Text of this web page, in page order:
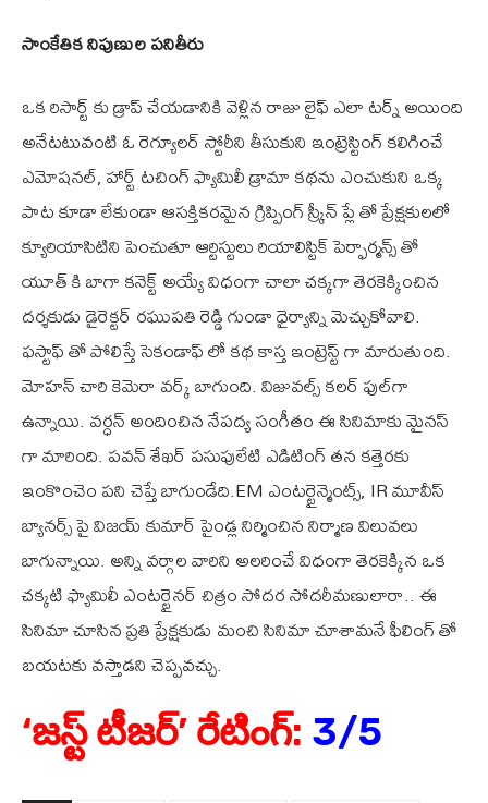
సాంకేతిక నిపుణుల పనితీరు
ఒక రిసార్ట్ కు డ్రాప్ చేయడానికి వెళ్లిన రాజు లైఫ్ ఎలా టర్న్ అయింది
అనేటటువంటి ఓ రెగ్యూలర్‌ స్టోరీని తీసుకుని ఇంట్రెస్టింగ్ కలిగించే
ఎమోషనల్, హార్ట్ టచింగ్ ఫ్యామిలీ డ్రామా కథను ఎంచుకుని ఒక్క
పాట కూడా లేకుండా ఆసక్తికరమైన గ్రిప్పింగ్ స్క్రీన్ ప్లే తో ప్రేక్షకులలో
క్యూరియాసిటిని పెంచుతూ ఆర్టిస్టులు రియాలిస్టిక్ పెర్ఫార్మన్స్ తో
యూత్ కి బాగా కనెక్ట్ అయ్యే విధంగా చాలా చక్కగా తెరకెక్కించిన
దర్శకుడు డైరెక్టర్ రఘుపతి రెడ్డి గుండా ధైర్యాన్ని మెచ్చుకోవాలి.
ఫస్టాఫ్ తో పోలిస్తే సెకండాఫ్ లో కథ కాస్త ఇంట్రెస్ట్ గా మారుతుంది.
మోహన్ చారి కెమెరా వర్క్ బాగుంది. విజువల్స్ కలర్‌ ఫుల్‌గా
ఉన్నాయి. వర్ధన్ అందించిన నేపద్య సంగీతం ఈ సినిమాకు మైనస్
గా మారింది. పవన్ శేఖర్ పసుపులేటి ఎడిటింగ్ తన కత్తెరకు
ఇంకొంచెం పని చెప్తే బాగుండేది.EM ఎంటర్టైన్మెంట్స్, IR మూవీస్
బ్యానర్స్ పై విజయ్ కుమార్ పైండ్ల నిర్మించిన నిర్మాణ విలువలు
బాగున్నాయి. అన్ని వర్గాల వారిని అలరించే విధంగా తెరకెక్కిన ఒక
చక్కటి ఫ్యామిలీ ఎంటర్టైనర్ చిత్రం సోదర సోదరీమణులారా.. ఈ
సినిమా చూసిన ప్రతి ప్రేక్షకుడు మంచి సినిమా చూశామనే ఫీలింగ్ తో
బయటకు వస్తాడని చెప్పవచ్చు.
‘జస్ట్ టీజర్’ రేటింగ్: 3/5